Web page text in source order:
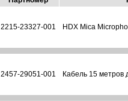
2215-23327-001 HDX Mica
2457-29051-001 Кабель 15 метров